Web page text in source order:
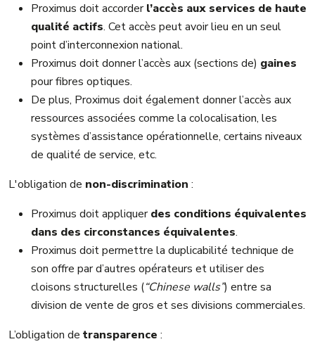
Proximus doit accorderl’accès aux services de haute
qualité actifs. Cet accès peut avoir lieu en un seul
point d’interconnexion national.
Proximus doit donner l’accès aux (sections de) gaines
pour fibres optiques.
De plus, Proximus doit également donner l’accès aux
ressources associées comme la colocalisation, les
systèmes d’assistance opérationnelle, certains niveaux
de qualité de service, etc.
L'obligation de non-discrimination :
Proximus doit appliquerdes conditions équivalentes
dans des circonstances équivalentes.
Proximus doit permettre la duplicabilité technique de
son offre par d’autres opérateurs et utiliser des
cloisons structurelles (“Chinese walls”) entre sa
division de vente de gros et ses divisions commerciales.
L’obligation de transparence :